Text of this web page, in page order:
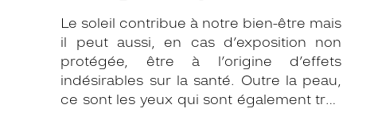
Le soleil contribue à notre bien-être mais
il peut aussi, en cas d’exposition non
protégée, être à l’origine d’effets
indésirables sur la santé. Outre la peau,
ce sont les yeux qui sont également très